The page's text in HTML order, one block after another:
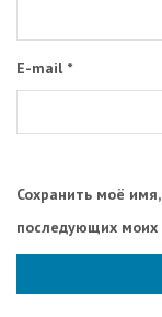
E-mail *
Сохранить моё
последующих моих